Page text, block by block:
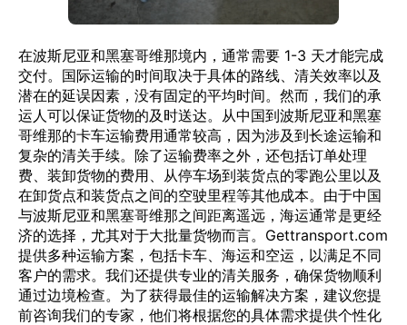
在波斯尼亚和黑塞哥维那境内，通常需要 1-3 天才能完成
交付。国际运输的时间取决于具体的路线、清关效率以及
潜在的延误因素，没有固定的平均时间。然而，我们的承
运人可以保证货物的及时送达。从中国到波斯尼亚和黑塞
哥维那的卡车运输费用通常较高，因为涉及到长途运输和
复杂的清关手续。除了运输费率之外，还包括订单处理
费、装卸货物的费用、从停车场到装货点的零跑公里以及
在卸货点和装货点之间的空驶里程等其他成本。由于中国
与波斯尼亚和黑塞哥维那之间距离遥远，海运通常是更经
济的选择，尤其对于大批量货物而言。Gettransport.com
提供多种运输方案，包括卡车、海运和空运，以满足不同
客户的需求。我们还提供专业的清关服务，确保货物顺利
通过边境检查。为了获得最佳的运输解决方案，建议您提
前咨询我们的专家，他们将根据您的具体需求提供个性化